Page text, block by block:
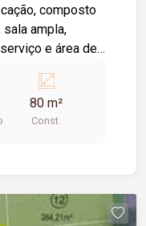
composto
ampla,
e área de
dispõe
O
de
80 m²
Const.